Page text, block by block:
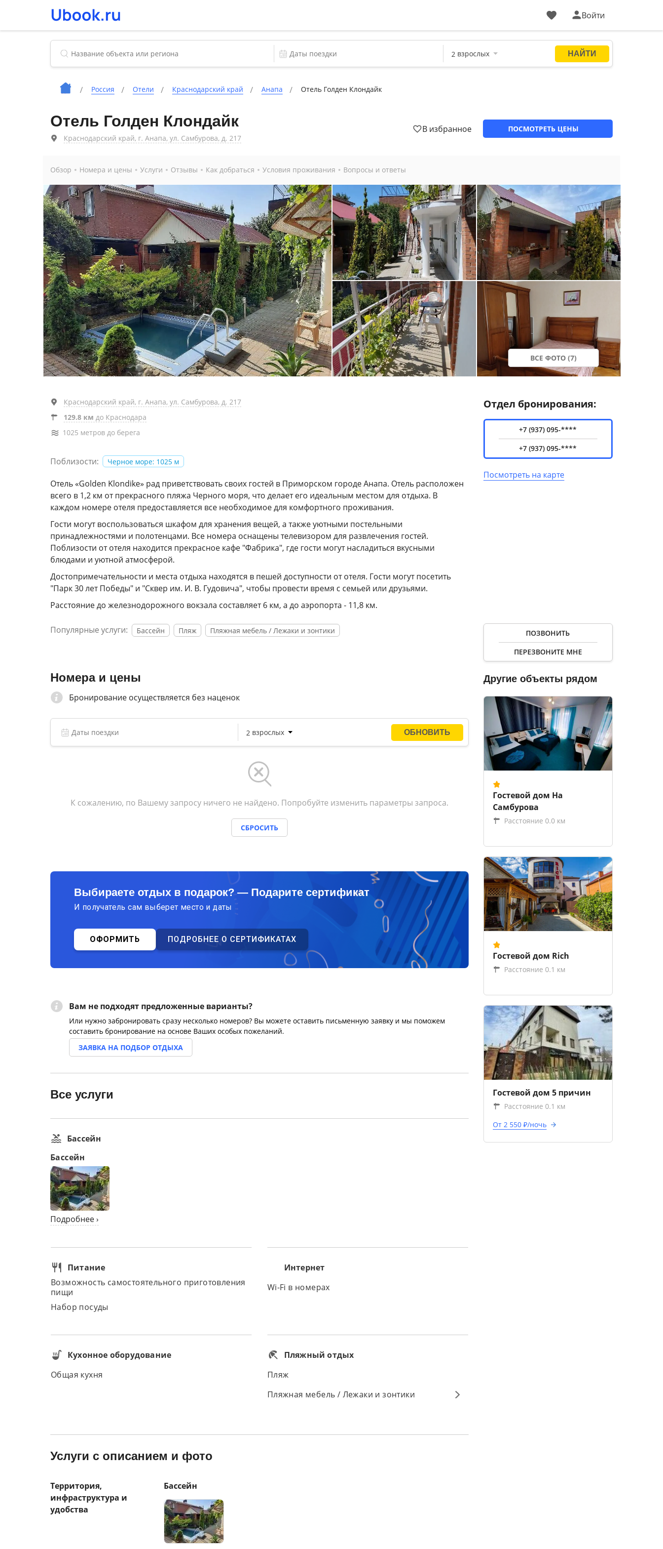
Войти
Россия Отели Краснодарский край Анапа Отель Голден Клондайк
Отель Голден Клондайк
Краснодарский край, г. Анапа, ул. Самбурова, д. 217
В избранное ПОСМОТРЕТЬ ЦЕНЫ
Обзор Номера и цены Услуги Отзывы Как добраться Условия проживания Вопросы и ответы
ВСЕ ФОТО (7)
Краснодарский край, г. Анапа, ул. Самбурова, д. 217
129.8 км до Краснодара
1025 метров до берега
Поблизости: Черное море: 1025 м
Отель «Golden Klondike» рад приветствовать своих гостей в Приморском городе Анапа. Отель расположен
всего в 1,2 км от прекрасного пляжа Черного моря, что делает его идеальным местом для отдыха. В
каждом номере отеля предоставляется все необходимое для комфортного проживания.
Гости могут воспользоваться шкафом для хранения вещей, а также уютными постельными
принадлежностями и полотенцами. Все номера оснащены телевизором для развлечения гостей.
Поблизости от отеля находится прекрасное кафе "Фабрика", где гости могут насладиться вкусными
блюдами и уютной атмосферой.
Достопримечательности и места отдыха находятся в пешей доступности от отеля. Гости могут посетить
"Парк 30 лет Победы" и "Сквер им. И. В. Гудовича", чтобы провести время с семьей или друзьями.
Расстояние до железнодорожного вокзала составляет 6 км, а до аэропорта - 11,8 км.
Популярные услуги: Бассейн Пляж Пляжная мебель / Лежаки и зонтики
Номера и цены
Бронирование осуществляется без наценок
К сожалению, по Вашему запросу ничего не найдено. Попробуйте изменить параметры запроса.
СБРОСИТЬ
Выбираете отдых в подарок? — Подарите сертификат
И получатель сам выберет место и даты
ОФОРМИТЬ ПОДРОБНЕЕ О СЕРТИФИКАТАХ
Вам не подходят предложенные варианты?
Или нужно забронировать сразу несколько номеров? Вы можете оставить письменную заявку и мы поможем
составить бронирование на основе Ваших особых пожеланий.
ЗАЯВКА НА ПОДБОР ОТДЫХА
Все услуги
Бассейн
Бассейн
Подробнее ›
Питание
Возможность самостоятельного приготовления
пищи
Набор посуды
Интернет
Wi-Fi в номерах
Кухонное оборудование
Общая кухня
Пляжный отдых
Пляж
Пляжная мебель / Лежаки и зонтики
Услуги с описанием и фото
Территория,
инфраструктура и
удобства
Бассейн
Отдел бронирования:
+7 (937) 095-****
+7 (937) 095-****
Посмотреть на карте
ПОЗВОНИТЬ
ПЕРЕЗВОНИТЕ МНЕ
Другие объекты рядом
Гостевой дом На
Самбурова
Расстояние 0.0 км
Гостевой дом Rich
Расстояние 0.1 км
Гостевой дом 5 причин
Расстояние 0.1 км
От 2 550 ₽/ночь